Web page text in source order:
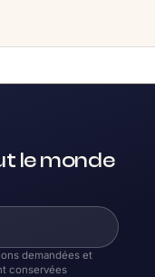
le monde
demandées et
conservées